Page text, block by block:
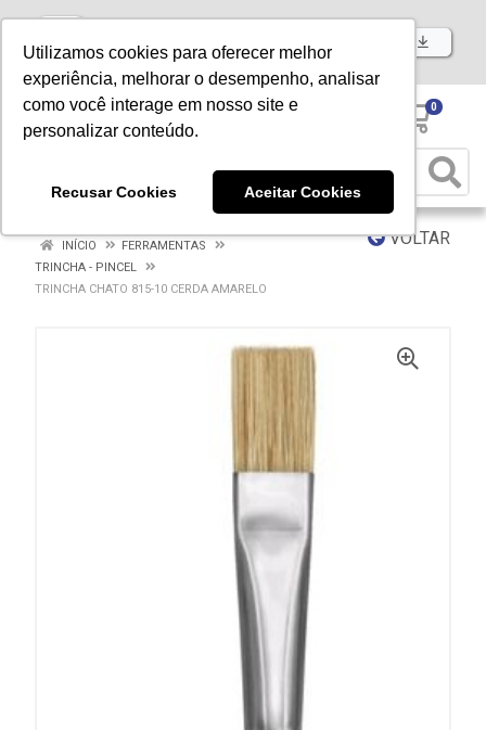
Utilizamos cookies para oferecer melhor
experiência, melhorar o desempenho, analisar
como você interage em nosso site e
personalizar conteúdo.
Recusar Cookies Aceitar Cookies
Baixe já nosso APP
0
VOLTAR
INÍCIO
FERRAMENTAS
TRINCHA - PINCEL
TRINCHA CHATO 815-10 CERDA AMARELO